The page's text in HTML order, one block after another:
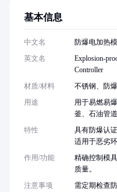
基本信息
中文名
防爆电加热
英文名
Explosion-
Controller
材质/材料
不锈钢、防
用途
用于易燃易
釜、石油管
特性
具有防爆认
适用于恶劣环
作用/功能
精确控制模
质量。
注意事项
需定期检查